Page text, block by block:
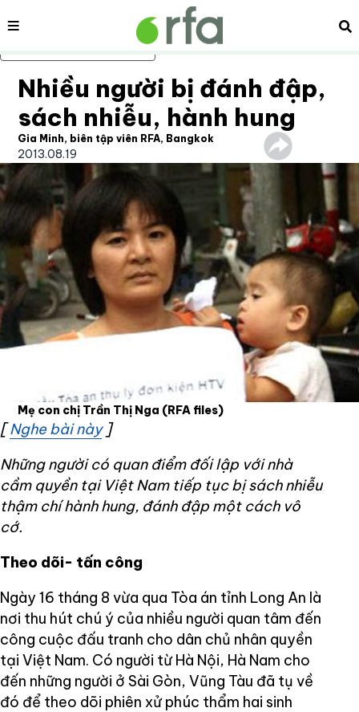
Bỏ qua nội dung chính
Nội dung
Nhiều người bị đánh đập,
sách nhiễu, hành hung
Gia Minh, biên tập viên RFA, Bangkok
2013.08.19
Mẹ con chị Trần Thị Nga (RFA files)
[Nghe bài nàyOpens in new window
]
Những người có quan điểm đối lập với nhà
cầm quyền tại Việt Nam tiếp tục bị sách nhiễu
thậm chí hành hung, đánh đập một cách vô
cớ.
Theo dõi- tấn công
Ngày 16 tháng 8 vừa qua Tòa án tỉnh Long An là
nơi thu hút chú ý của nhiều người quan tâm đến
công cuộc đấu tranh cho dân chủ nhân quyền
tại Việt Nam. Có người từ Hà Nội, Hà Nam cho
đến những người ở Sài Gòn, Vũng Tàu đã tụ về
đó để theo dõi phiên xử phúc thẩm hai sinh